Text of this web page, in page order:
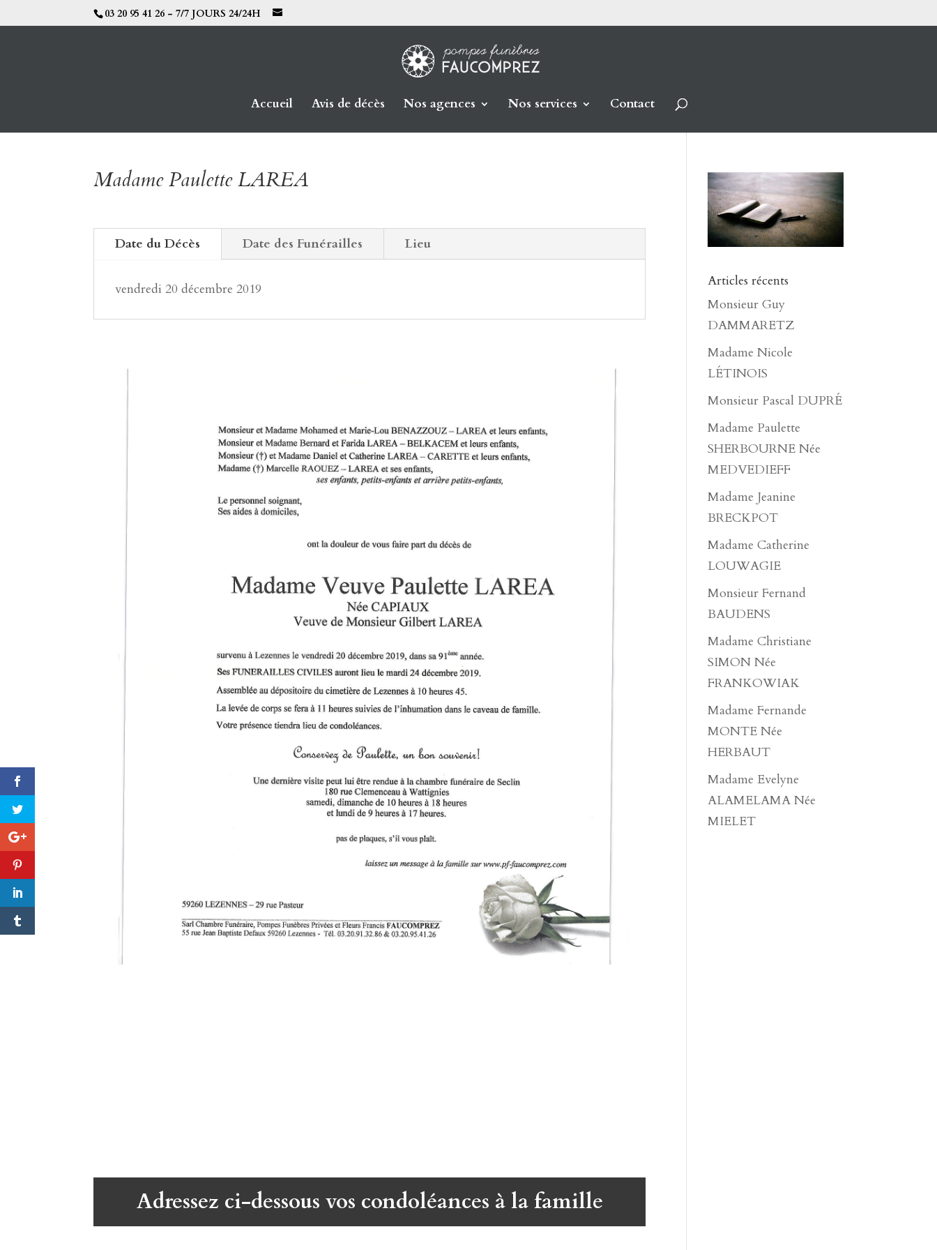
03 20 95 41 26 - 7/7 JOURS 24/24H
Accueil Avis de décès Nos agences Nos services Contact
Madame Paulette LAREA
Date du Décès Date des Funérailles Lieu
vendredi 20 décembre 2019
Adressez ci-dessous vos condoléances à la famille
Articles récents
Monsieur Guy
DAMMARETZ
Madame Nicole
LÉTINOIS
Monsieur Pascal DUPRÉ
Madame Paulette
SHERBOURNE Née
MEDVEDIEFF
Madame Jeanine
BRECKPOT
Madame Catherine
LOUWAGIE
Monsieur Fernand
BAUDENS
Madame Christiane
SIMON Née
FRANKOWIAK
Madame Fernande
MONTE Née
HERBAUT
Madame Evelyne
ALAMELAMA Née
MIELET